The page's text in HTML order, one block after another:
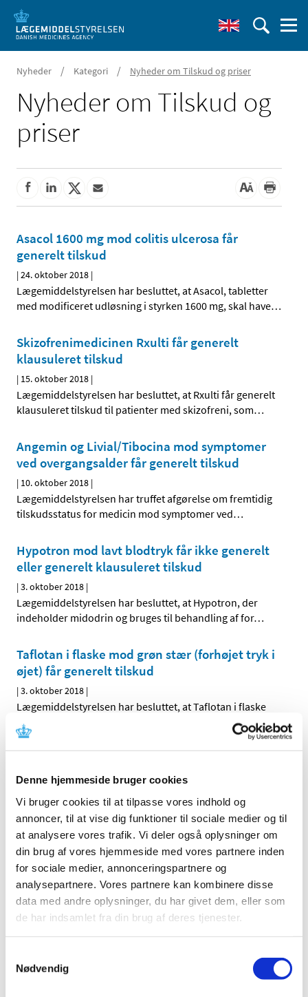
Denne hjemmeside bruger cookies
Vi bruger cookies til at tilpasse vores indhold og
annoncer, til at vise dig funktioner til sociale medier og til
at analysere vores trafik. Vi deler også oplysninger om
din brug af vores hjemmeside med vores partnere inden
for sociale medier, annonceringspartnere og
analysepartnere. Vores partnere kan kombinere disse
data med andre oplysninger, du har givet dem, eller som
de har indsamlet fra din brug af deres tjenester.
Nødvendig
Nyheder / Kategori / Nyheder om Tilskud og priser
Nyheder om Tilskud og
priser
Asacol 1600 mg mod colitis ulcerosa får
generelt tilskud
|24. oktober 2018 |
Lægemiddelstyrelsen har besluttet, at Asacol, tabletter
med modificeret udløsning i styrken 1600 mg, skal have…
Skizofrenimedicinen Rxulti får generelt
klausuleret tilskud
| 15. oktober 2018 |
Lægemiddelstyrelsen har besluttet, at Rxulti får generelt
klausuleret tilskud til patienter med skizofreni, som…
Angemin og Livial/Tibocina mod symptomer
ved overgangsalder får generelt tilskud
| 10. oktober 2018 |
Lægemiddelstyrelsen har truffet afgørelse om fremtidig
tilskudsstatus for medicin mod symptomer ved…
Hypotron mod lavt blodtryk får ikke generelt
eller generelt klausuleret tilskud
|3. oktober 2018 |
Lægemiddelstyrelsen har besluttet, at Hypotron, der
indeholder midodrin og bruges til behandling af for…
Taflotan i flaske mod grøn stær (forhøjet tryk i
øjet) får generelt tilskud
|3. oktober 2018 |
Lægemiddelstyrelsen har besluttet, at Taflotan i flaske
(uden konserveringsmiddel) skal have generelt tilskud.…
2026 (25)
2025 (15)
2024 (21)
2023 (21)
2022 (11)
2018 (46)